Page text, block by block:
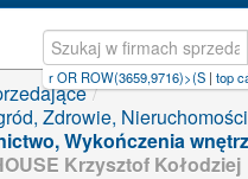
| top cách kiếm tiền online【
/
Zdrowie, Nieruchomości
Wykończenia
Krzysztof Kołodziej